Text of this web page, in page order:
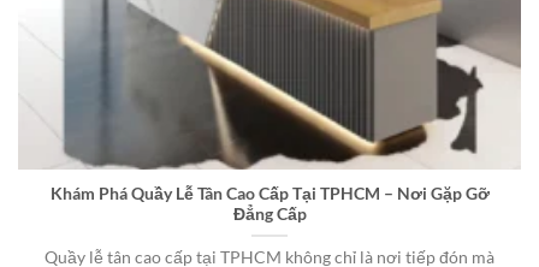
Khám Phá Quầy Lễ Tân Cao Cấp Tại TPHCM – Nơi Gặp Gỡ
Đẳng Cấp
Quầy lễ tân cao cấp tại TPHCM không chỉ là nơi tiếp đón mà